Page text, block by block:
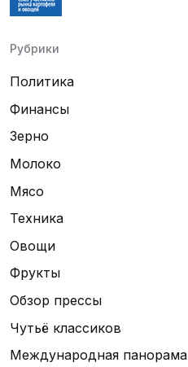
Рубрики
Политика
Финансы
Зерно
Молоко
Мясо
Техника
Овощи
Фрукты
Обзор прессы
Чутьё классиков
Международная панорама